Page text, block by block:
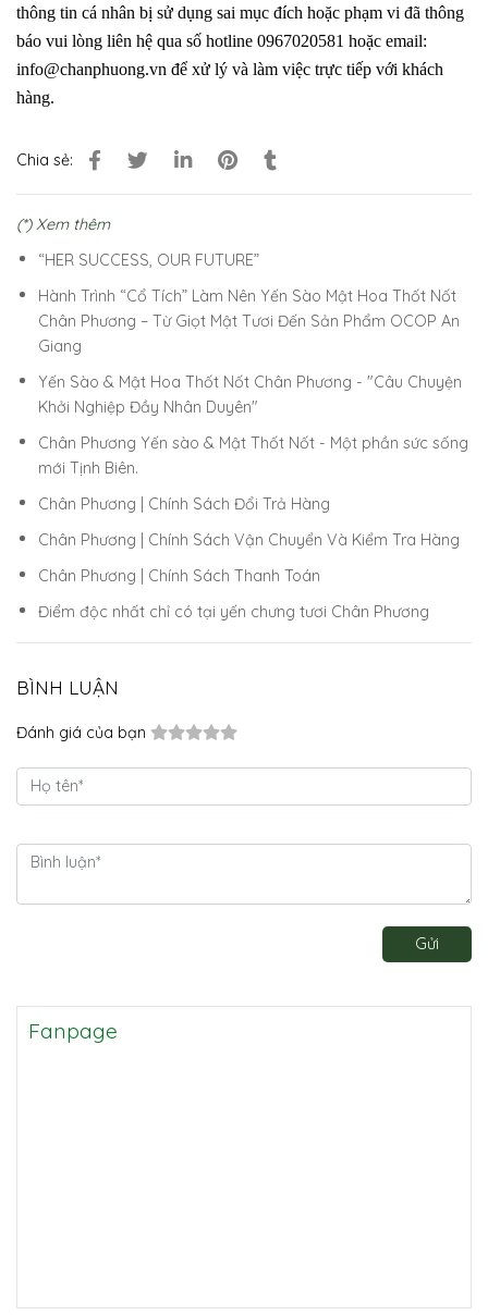
thông tin cá nhân bị sử dụng sai mục đích hoặc phạm vi đã thông
báo vui lòng liên hệ qua số hotline 0967020581 hoặc email:
info@chanphuong.vn để xử lý và làm việc trực tiếp với khách
hàng.
Chia sẻ:
(*) Xem thêm
“HER SUCCESS, OUR FUTURE”
Hành Trình “Cổ Tích” Làm Nên Yến Sào Mật Hoa Thốt Nốt
Chân Phương – Từ Giọt Mật Tươi Đến Sản Phẩm OCOP An
Giang
Yến Sào & Mật Hoa Thốt Nốt Chân Phương - "Câu Chuyện
Khởi Nghiệp Đầy Nhân Duyên"
Chân Phương Yến sào & Mật Thốt Nốt - Một phần sức sống
mới Tịnh Biên.
Chân Phương | Chính Sách Đổi Trả Hàng
Chân Phương | Chính Sách Vận Chuyển Và Kiểm Tra Hàng
Chân Phương | Chính Sách Thanh Toán
Điểm độc nhất chỉ có tại yến chưng tươi Chân Phương
BÌNH LUẬN
Đánh giá của bạn
Gửi
Fanpage